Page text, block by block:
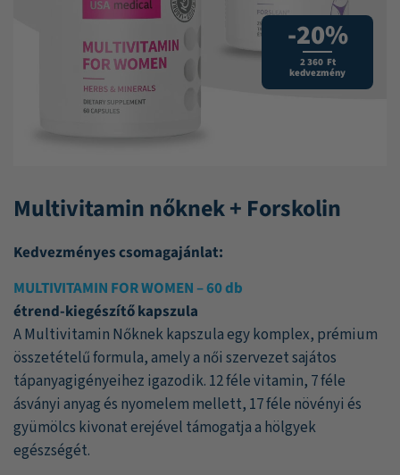
-20%
2 360 Ft
kedvezmény
Multivitamin nőknek + Forskolin
Kedvezményes csomagajánlat:
MULTIVITAMIN FOR WOMEN – 60 db
étrend-kiegészítő kapszula
A Multivitamin Nőknek kapszula egy komplex, prémium
összetételű formula, amely a női szervezet sajátos
tápanyagigényeihez igazodik. 12 féle vitamin, 7 féle
ásványi anyag és nyomelem mellett, 17 féle növényi és
gyümölcs kivonat erejével támogatja a hölgyek
egészségét.